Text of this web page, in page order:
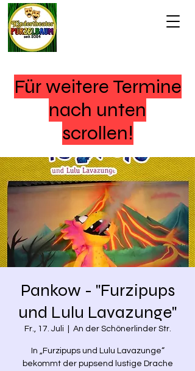
Für weitere Termine
nach unten
scrollen!
Pankow - "Furzipups
und Lulu Lavazunge"
Fr., 17. Juli An der Schönerlinder Str.
In „Furzipups und Lulu Lavazunge“
bekommt der pupsend lustige Drache